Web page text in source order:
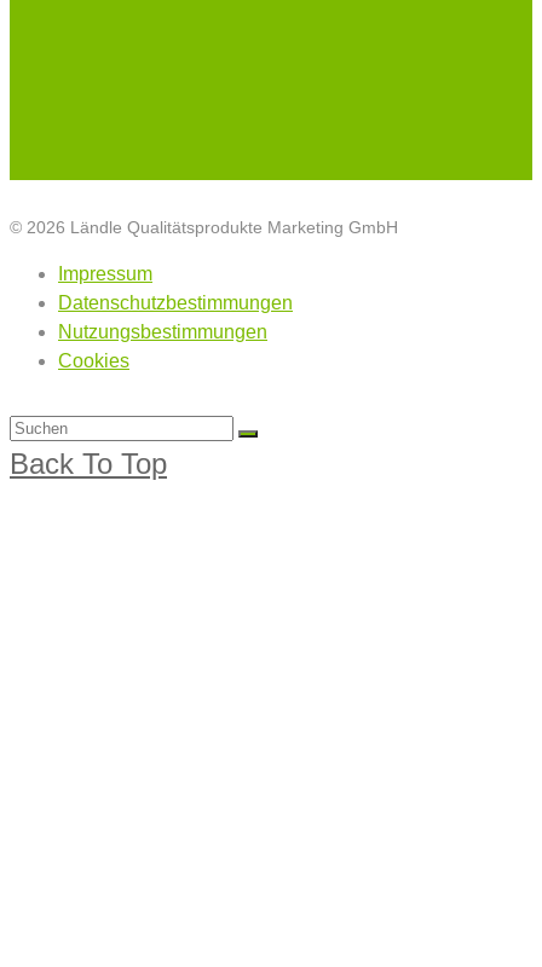
© 2026 Ländle Qualitätsprodukte Marketing GmbH
Impressum
Datenschutzbestimmungen
Nutzungsbestimmungen
Cookies
Back To Top